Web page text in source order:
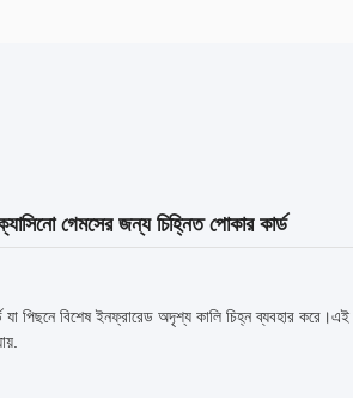
গেমসের জন্য চিহ্নিত পোকার কার্ড
যা পিছনে বিশেষ ইনফ্রারেড অদৃশ্য কালি চিহ্ন ব্যবহার